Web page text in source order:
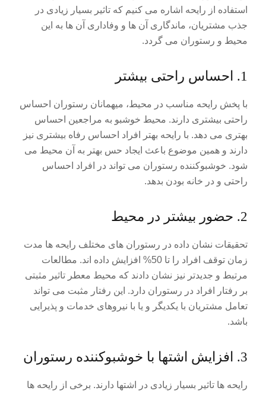
استفاده از رایحه اشاره می کنیم که تاثیر بسیار زیادی در
جذب مشتریان، ماندگاری آن ها و وفاداری آن ها به این
محیط و رستوران می گردد.
1. احساس راحتی بیشتر
با پخش رایحه مناسب در محیط، میهمانان رستوران احساس
راحتی بیشتری دارند. محیط خوشبو به مراجعین احساس
بهتری می دهد. با رایحه بهتر افراد احساس رفاه بیشتری نیز
دارند و همین موضوع باعث ایجاد حس بهتر به آن محیط می
شود. خوشبوکننده رستوران می تواند در افراد احساس
راحتی و در خانه بودن بدهد.
2. حضور بیشتر در محیط
تحقیقات نشان داده در رستوران های مختلف رایحه ها مدت
زمان توقف افراد را تا 50% افزایش داده اند. مطالعات
مرتبط و جدیدتر نیز نشان دادند که محیط معطر تاثیر مثبتی
بر رفتار افراد در رستوران دارد. این رفتار مثبت می تواند
تعامل مشتریان با یکدیگر و یا با نیروهای خدمات و پذیرایی
باشد.
3. افزایش اشتها با خوشبوکننده رستوران
رایحه ها تاثیر بسیار زیادی در اشتها دارند. برخی از رایحه ها